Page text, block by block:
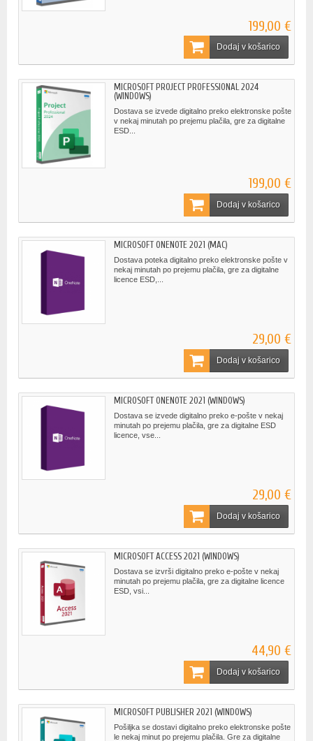
199,00 €
Dodaj v košarico
MICROSOFT PROJECT PROFESSIONAL 2024
(WINDOWS)
Dostava se izvede digitalno preko elektronske pošte
v nekaj minutah po prejemu plačila, gre za digitalne
ESD...
199,00 €
Dodaj v košarico
MICROSOFT ONENOTE 2021 (MAC)
Dostava poteka digitalno preko elektronske pošte v
nekaj minutah po prejemu plačila, gre za digitalne
licence ESD,...
29,00 €
Dodaj v košarico
MICROSOFT ONENOTE 2021 (WINDOWS)
Dostava se izvede digitalno preko e-pošte v nekaj
minutah po prejemu plačila, gre za digitalne ESD
licence, vse...
29,00 €
Dodaj v košarico
MICROSOFT ACCESS 2021 (WINDOWS)
Dostava se izvrši digitalno preko e-pošte v nekaj
minutah po prejemu plačila, gre za digitalne licence
ESD, vsi...
44,90 €
Dodaj v košarico
MICROSOFT PUBLISHER 2021 (WINDOWS)
Pošiljka se dostavi digitalno preko elektronske pošte
le nekaj minut po prejemu plačila. Gre za digitalne